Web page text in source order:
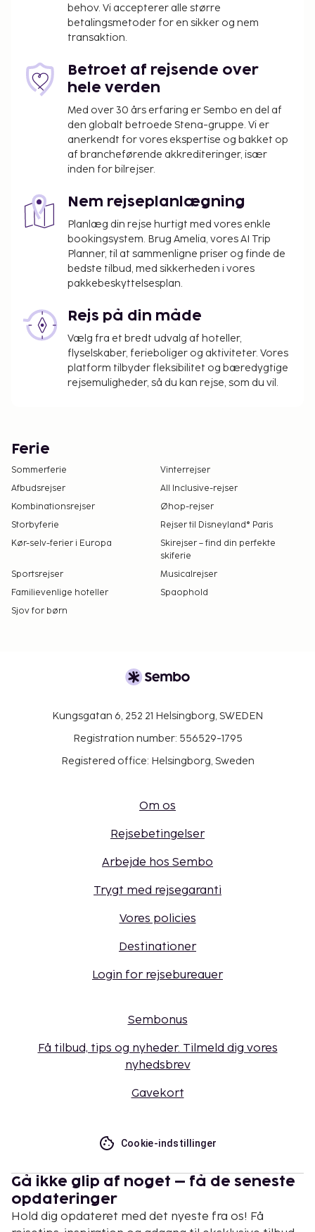
behov. Vi accepterer alle større
betalingsmetoder for en sikker og nem
transaktion.
Betroet af rejsende over
hele verden
Med over 30 års erfaring er Sembo en del af
den globalt betroede Stena-gruppe. Vi er
anerkendt for vores ekspertise og bakket op
af brancheførende akkrediteringer, især
inden for bilrejser.
Nem rejseplanlægning
Planlæg din rejse hurtigt med vores enkle
bookingsystem. Brug Amelia, vores AI Trip
Planner, til at sammenligne priser og finde de
bedste tilbud, med sikkerheden i vores
pakkebeskyttelsesplan.
Rejs på din måde
Vælg fra et bredt udvalg af hoteller,
flyselskaber, ferieboliger og aktiviteter. Vores
platform tilbyder fleksibilitet og bæredygtige
rejsemuligheder, så du kan rejse, som du vil.
Ferie
Sommerferie
Vinterrejser
Afbudsrejser
All Inclusive-rejser
Kombinationsrejser
Øhop-rejser
Storbyferie
Rejser til Disneyland® Paris
Kør-selv-ferier i Europa
Skirejser – find din perfekte
skiferie
Sportsrejser
Musicalrejser
Familievenlige hoteller
Spaophold
Sjov for børn
Kungsgatan 6, 252 21 Helsingborg, SWEDEN
Registration number: 556529-1795
Registered office: Helsingborg, Sweden
Om os
Rejsebetingelser
Arbejde hos Sembo
Trygt med rejsegaranti
Vores policies
Destinationer
Login for rejsebureauer
Sembonus
Få tilbud, tips og nyheder. Tilmeld dig vores
nyhedsbrev
Gavekort
Cookie-indstillinger
Gå ikke glip af noget – få de seneste
opdateringer
Hold dig opdateret med det nyeste fra os! Få